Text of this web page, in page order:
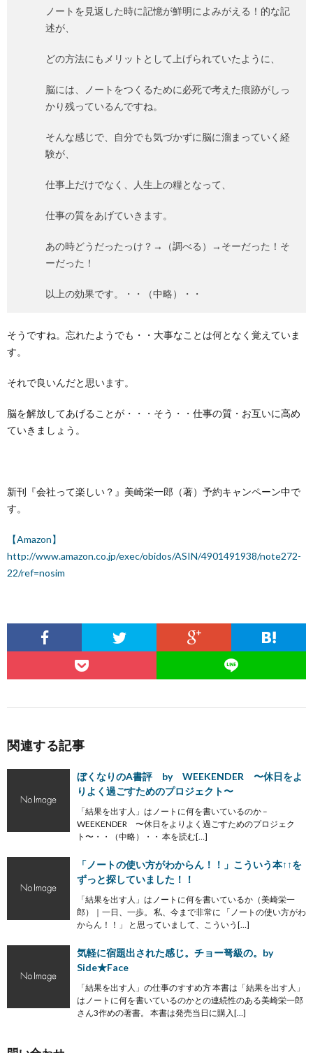
ノートを見返した時に記憶が鮮明によみがえる！的な記
述が、
どの方法にもメリットとして上げられていたように、
脳には、ノートをつくるために必死で考えた痕跡がしっ
かり残っているんですね。
そんな感じで、自分でも気づかずに脳に溜まっていく経
験が、
仕事上だけでなく、人生上の糧となって、
仕事の質をあげていきます。
あの時どうだったっけ？→（調べる）→そーだった！そ
ーだった！
以上の効果です。・・（中略）・・
そうですね。忘れたようでも・・大事なことは何となく覚えていま
す。
それで良いんだと思います。
脳を解放してあげることが・・・そう・・仕事の質・お互いに高め
ていきましょう。
新刊『会社って楽しい？』美崎栄一郎（著）予約キャンペーン中で
す。
【Amazon】
http://www.amazon.co.jp/exec/obidos/ASIN/4901491938/note272-
22/ref=nosim
関連する記事
ぼくなりのA書評 by WEEKENDER 〜休日をよ
りよく過ごすためのプロジェクト〜
「結果を出す人」はノートに何を書いているのか –
WEEKENDER 〜休日をよりよく過ごすためのプロジェク
ト〜・・（中略）・・ 本を読む[…]
「ノートの使い方がわからん！！」こういう本↑↑を
ずっと探していました！！
「結果を出す人」はノートに何を書いているか（美崎栄一
郎）｜一日、一歩。 私、今まで非常に 「ノートの使い方がわ
からん！！」 と思っていまして、こういう[…]
気軽に宿題出された感じ。チョー弩級の。by
Side★Face
「結果を出す人」の仕事のすすめ方 本書は「結果を出す人」
はノートに何を書いているのかとの連続性のある美崎栄一郎
さん3作めの著書。 本書は発売当日に購入[…]